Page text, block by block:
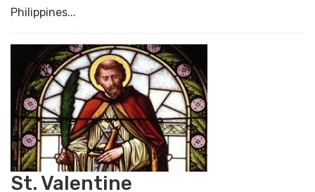
Philippines...
St. Valentine